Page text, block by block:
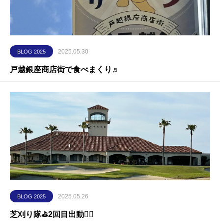
BLOG 2025 2025.05.30
戸越銀座商店街で食べまくり♬
BLOG 2025 2025.05.26
芝刈り隊⛳️2回目出動🏌️‍♀️